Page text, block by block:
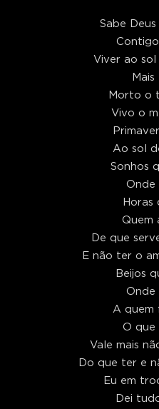
Sabe
Viver ao
Morto o
Vivo o
Ao sol
Sonhos
Onde
Horas
Quem
De que
E não ter o
Beijos
Onde
A quem
O que
Vale mais
Do que ter e
Eu em
Dei